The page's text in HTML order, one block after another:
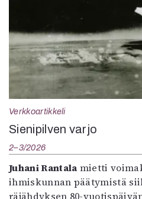
Verkkoartikkeli
Sienipilven varjo
2–3/2026
Juhani Rantala mietti
ihmiskunnan päätymistä
räjähdyksen 80-